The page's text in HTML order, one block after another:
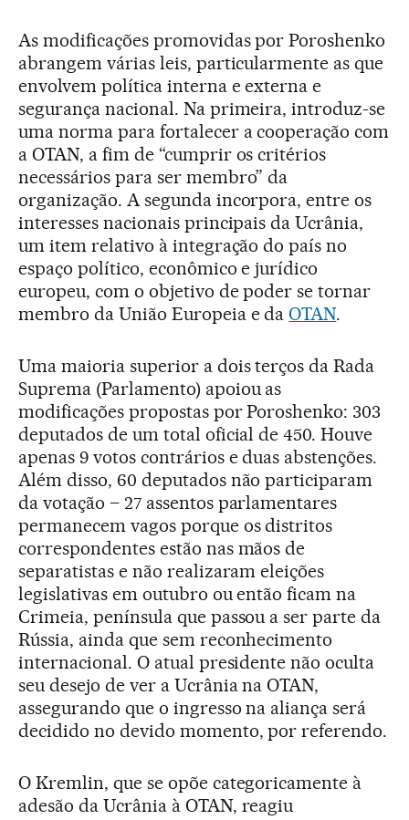
As modificações promovidas por Poroshenko
abrangem várias leis, particularmente as que
envolvem política interna e externa e
segurança nacional. Na primeira, introduz-se
uma norma para fortalecer a cooperação com
a OTAN, a fim de “cumprir os critérios
necessários para ser membro” da
organização. A segunda incorpora, entre os
interesses nacionais principais da Ucrânia,
um item relativo à integração do país no
espaço político, econômico e jurídico
europeu, com o objetivo de poder se tornar
membro da União Europeia e da OTAN.
Uma maioria superior a dois terços da Rada
Suprema (Parlamento) apoiou as
modificações propostas por Poroshenko: 303
deputados de um total oficial de 450. Houve
apenas 9 votos contrários e duas abstenções.
Além disso, 60 deputados não participaram
da votação – 27 assentos parlamentares
permanecem vagos porque os distritos
correspondentes estão nas mãos de
separatistas e não realizaram eleições
legislativas em outubro ou então ficam na
Crimeia, península que passou a ser parte da
Rússia, ainda que sem reconhecimento
internacional. O atual presidente não oculta
seu desejo de ver a Ucrânia na OTAN,
assegurando que o ingresso na aliança será
decidido no devido momento, por referendo.
O Kremlin, que se opõe categoricamente à
adesão da Ucrânia à OTAN, reagiu